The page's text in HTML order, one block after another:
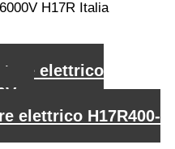
elettrico
elettrico H17R400-